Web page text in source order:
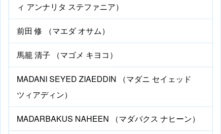
ィ アンナリタ ステファニア）
前田 修 （マエダ オサム）
馬籠 清子 （マゴメ キヨコ）
MADANI SEYED ZIAEDDIN （マダニ セイェッド
ツィアディン）
MADARBAKUS NAHEEN （マダバクス ナヒーン）